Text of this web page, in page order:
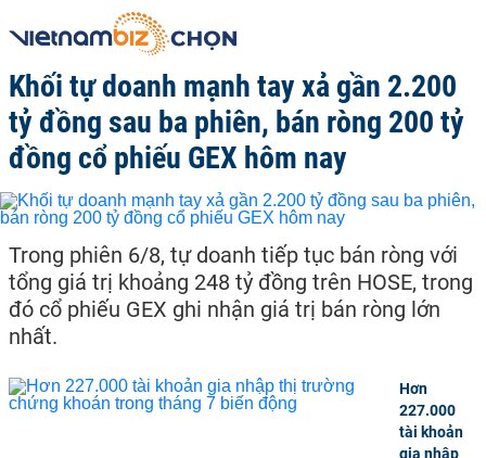
Khối tự doanh mạnh tay xả gần 2.200
tỷ đồng sau ba phiên, bán ròng 200 tỷ
đồng cổ phiếu GEX hôm nay
Trong phiên 6/8, tự doanh tiếp tục bán ròng với
tổng giá trị khoảng 248 tỷ đồng trên HOSE, trong
đó cổ phiếu GEX ghi nhận giá trị bán ròng lớn
nhất.
Hơn
227.000
tài khoản
gia nhập